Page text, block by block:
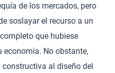
de los mercados, pero
soslayar el recurso a un
que hubiese
economía. No obstante,
al diseño del